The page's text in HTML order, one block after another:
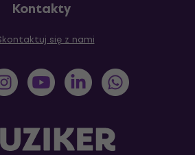
Kontakty
się z nami